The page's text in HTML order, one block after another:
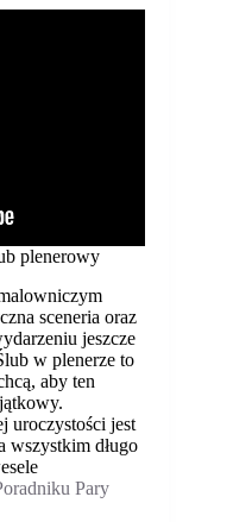
plenerowy
sceneria oraz
jeszcze
w plenerze to
aby ten
uroczystości jest
wszystkim długo
Pary